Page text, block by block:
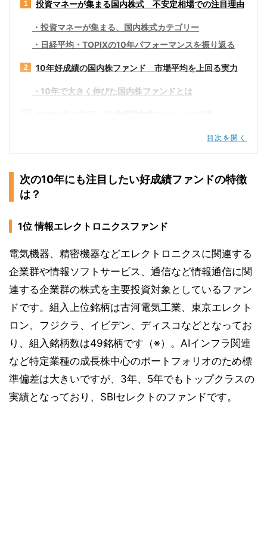
1 投資マネーが集まる国内株式 不安定相場での注目理由
投資マネーが集まる、国内株式カテゴリー
日経平均・TOPIXの10年パフォーマンスを振り返る
2 10年好成績の国内株ファンド 市場平均を上回る実力
10年で大きく伸びた国内株ファンドとは
次の10年にも注目したい好成績ファンドの特徴は？
2位 小型ブルーチップオープン
6位 ファンド“メガ・テック”
7位 日本ニューテクノロジー・オープン（愛称：
型）（愛称：四季の便り）
9位 三菱UFJ 日本株オープン「35」
10位 フィデリティ・テクノロジー厳選株式ファ
ンド（愛称：Jテック＋）
目次を開く
次の10年にも注目したい好成績ファンドの特徴
は？
1位 情報エレクトロニクスファンド
電気機器、精密機器などエレクトロニクスに関連する
企業群や情報ソフトサービス、通信など情報通信に関
連する企業群の株式を主要投資対象としているファン
ドです。組入上位銘柄は古河電気工業、東京エレクト
ロン、フジクラ、イビデン、ディスコなどとなってお
り、組入銘柄数は49銘柄です（※）。AIインフラ関連
など特定業種の成長株中心のポートフォリオのため標
準偏差は大きいですが、3年、5年でもトップクラスの
実績となっており、SBIセレクトのファンドです。